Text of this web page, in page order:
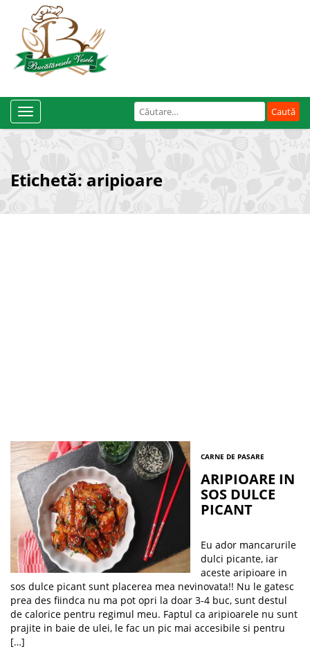
Caută
după:
Toggle
Navigation
Etichetă: aripioare
CARNE DE PASARE
ARIPIOARE IN
SOS DULCE
PICANT
Eu ador mancarurile
dulci picante, iar
aceste aripioare in
sos dulce picant sunt placerea mea nevinovata!! Nu le gatesc
prea des fiindca nu ma pot opri la doar 3-4 buc, sunt destul
de calorice pentru regimul meu. Faptul ca aripioarele nu sunt
prajite in baie de ulei, le fac un pic mai accesibile si pentru
[…]